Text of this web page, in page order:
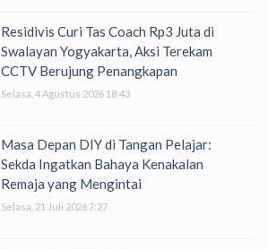
Residivis Curi Tas Coach Rp3 Juta di
Swalayan Yogyakarta, Aksi Terekam
CCTV Berujung Penangkapan
Selasa, 4 Agustus 2026 18:43
Masa Depan DIY di Tangan Pelajar:
Sekda Ingatkan Bahaya Kenakalan
Remaja yang Mengintai
Selasa, 21 Juli 2026 7:27